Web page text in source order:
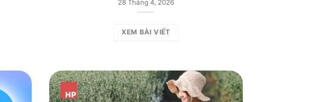
28 Tháng 4, 2026
XEM BÀI VIẾT